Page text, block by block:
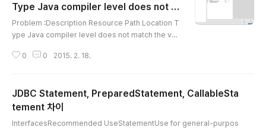
Type Java compiler level does not m
atch the version of the installed Java
project facet.
Problem :Description Resource Path Location T
ype Java compiler level does not match the ver
ame Unknown Faceted Project Problem (Java V
옵션을 바꾸고 Project Facets에서 Java Version을 안
바꿔서 에러가 발생한다. 바꿔준 Java Compiler 버전과
0 0 2015. 2. 18.
JDBC Statement, PreparedStatement, CallableSta
tement 차이
InterfacesRecommended UseStatementUse for general-purpos